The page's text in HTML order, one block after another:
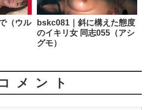
（ウル
bskc081｜斜に構えた態度
のイキリ女 同志055（アシ
グモ）
メント